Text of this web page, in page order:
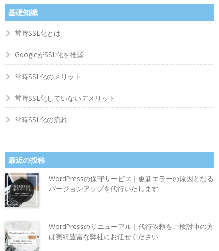
基礎知識
常時SSL化とは
GoogleがSSL化を推奨
常時SSL化のメリット
常時SSL化していないデメリット
常時SSL化の流れ
最近の投稿
WordPressの保守サービス｜更新エラーの原因となる
バージョンアップを代行いたします
WordPressのリニューアル｜代行依頼をご検討中の方
は実績豊富な弊社にお任せください